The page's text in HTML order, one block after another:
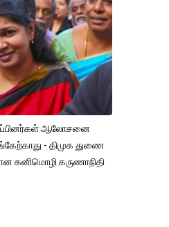
ஆலோசனை
- திமுக துணை
கனிமொழி கருணாநிதி